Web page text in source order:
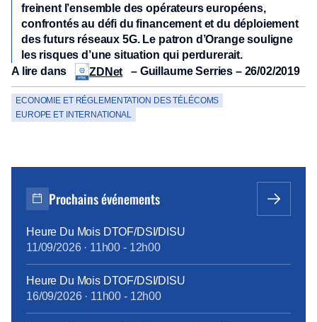
freinent l’ensemble des opérateurs européens,
confrontés au défi du financement et du déploiement
des futurs réseaux 5G. Le patron d’Orange souligne
les risques d’une situation qui perdurerait.
A lire dans
ZDNet – Guillaume Serries – 26/02/2019
ECONOMIE ET RÉGLEMENTATION DES TÉLÉCOMS
EUROPE ET INTERNATIONAL
Prochains événements
Heure Du Mois DTOF/DSI/DISU
11/09/2026· 11h00 - 12h00
Heure Du Mois DTOF/DSI/DISU
16/09/2026· 11h00 - 12h00